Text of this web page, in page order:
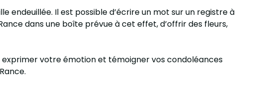
endeuillée. Il est possible d’écrire un mot sur un registre à
dans une boîte prévue à cet effet, d’offrir des fleurs,
exprimer votre émotion et témoigner vos condoléances